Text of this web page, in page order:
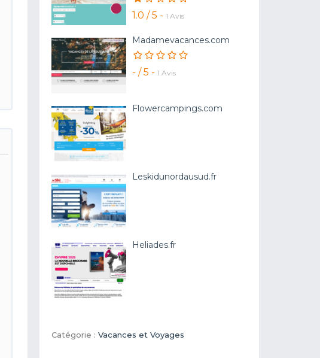
1.0 / 5 -1 Avis
Madamevacances.com
- / 5 -1 Avis
Flowercampings.com
Leskidunordausud.fr
Heliades.fr
Catégorie :Vacances et Voyages